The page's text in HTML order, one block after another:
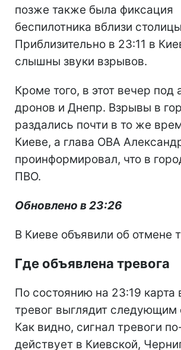
позже также была фиксация
беспилотника вблизи
Приблизительно в 23:11 в
слышны звуки взрывов.
Кроме того, в этот вечер под
дронов и Днепр. Взрывы в
раздались почти в то же
Киеве, а глава ОВА
проинформировал, что в
ПВО.
Обновлено в 23:26
В Киеве объявили об отмене
Где объявлена тревога
По состоянию на 23:19
тревог выглядит следующим
Как видно, сигнал тревоги
действует в Киевской,